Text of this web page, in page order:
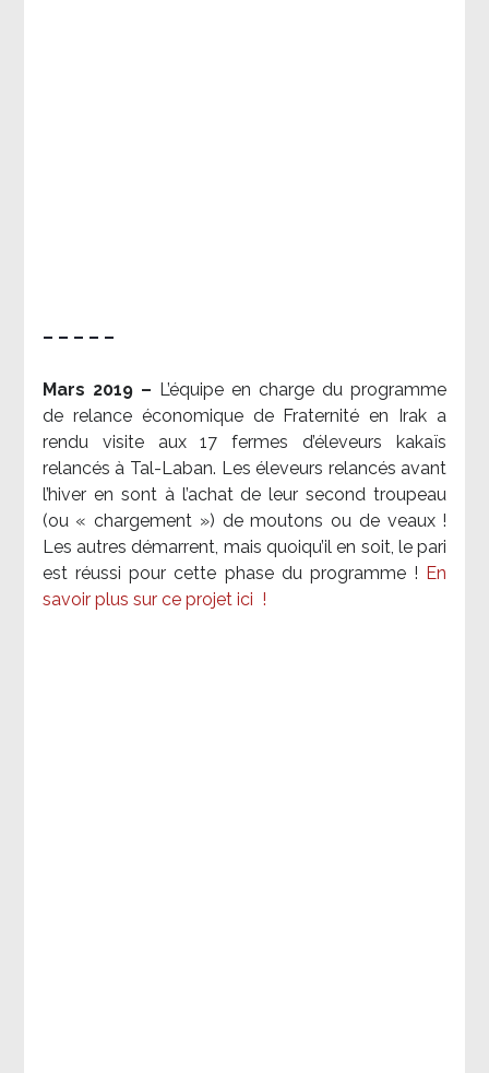
– – – – –
Mars 2019 – L’équipe en charge du programme
de relance économique de Fraternité en Irak a
rendu visite aux 17 fermes d’éleveurs kakaïs
relancés à Tal-Laban. Les éleveurs relancés avant
l’hiver en sont à l’achat de leur second troupeau
(ou « chargement ») de moutons ou de veaux !
Les autres démarrent, mais quoiqu’il en soit, le pari
est réussi pour cette phase du programme ! En
savoir plus sur ce projet ici !